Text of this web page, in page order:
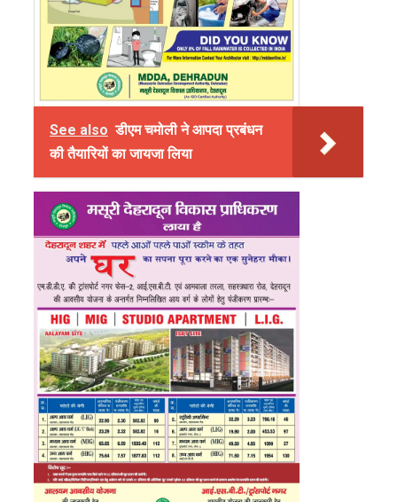
See also डीएम चमोली ने आपदा प्रबंधन
की तैयारियों का जायजा लिया